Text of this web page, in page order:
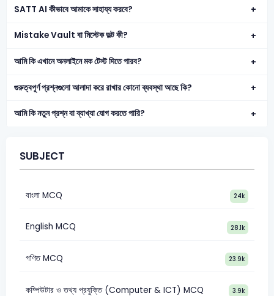
SATT AI কীভাবে আমাকে সাহায্য করবে?
Mistake Vault বা মিস্টেক ভল্ট কী?
আমি কি এখানে অনলাইনে মক টেস্ট দিতে পারব?
গুরুত্বপূর্ণ প্রশ্নগুলো আলাদা করে রাখার কোনো ব্যবস্থা আছে কি?
আমি কি নতুন প্রশ্ন বা ব্যাখ্যা যোগ করতে পারি?
SUBJECT
বাংলা MCQ 24k
English MCQ 28.1k
গণিত MCQ 23.9k
কম্পিউটার ও তথ্য প্রযুক্তি (Computer & ICT) MCQ 3.9k